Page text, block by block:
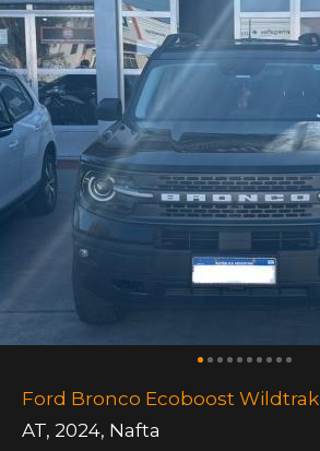
Ford Bronco Ecoboost Wildtrak
AT, 2024, Nafta